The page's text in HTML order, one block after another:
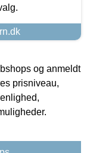
og anmeldt
prisniveau,